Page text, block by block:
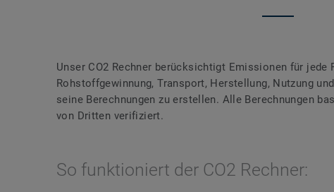
Unser CO2 Rechner berücksichtigt Emissionen für jede
Rohstoffgewinnung, Transport, Herstellung, Nutzung
seine Berechnungen zu erstellen. Alle Berechnungen
von Dritten verifiziert.
So funktioniert der CO2 Rechner: